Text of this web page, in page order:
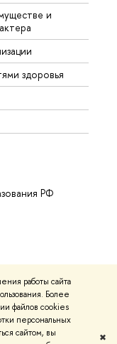
работы сайта
Более
файлов cookies
персональных
сайтом, вы
✖
и
здоровья
РФ
Условия